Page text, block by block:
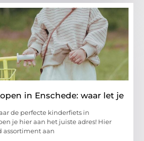
in Enschede: waar let je
de perfecte kinderfiets in
je hier aan het juiste adres! Hier
assortiment aan